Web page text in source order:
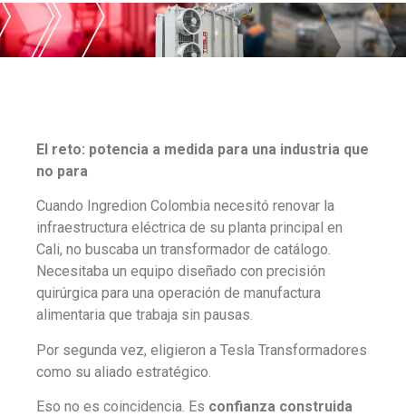
El reto: potencia a medida para una industria que
no para
Cuando Ingredion Colombia necesitó renovar la
infraestructura eléctrica de su planta principal en
Cali, no buscaba un transformador de catálogo.
Necesitaba un equipo diseñado con precisión
quirúrgica para una operación de manufactura
alimentaria que trabaja sin pausas.
Por segunda vez, eligieron a Tesla Transformadores
como su aliado estratégico.
Eso no es coincidencia. Es confianza construida